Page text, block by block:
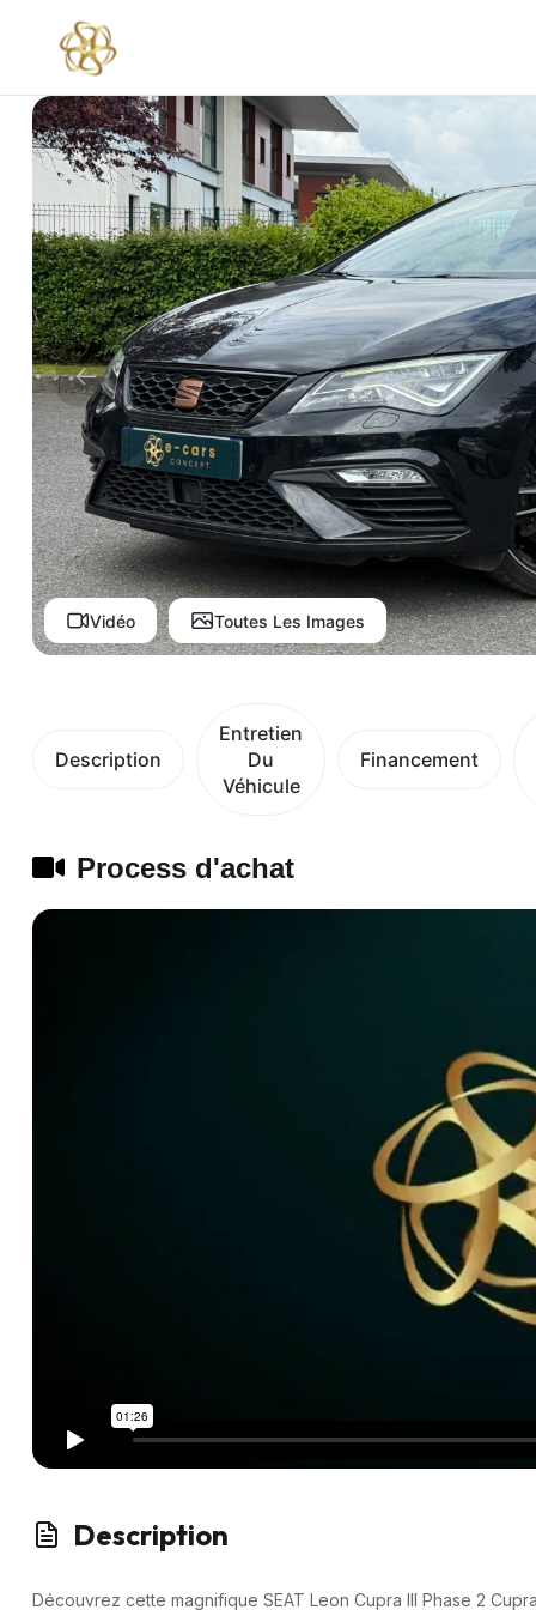
Vidéo Toutes Les Images
Description
Entretien
Du
Véhicule
Financement
Process d'achat
Description
Découvrez cette magnifique SEAT Leon Cupra III Phase 2